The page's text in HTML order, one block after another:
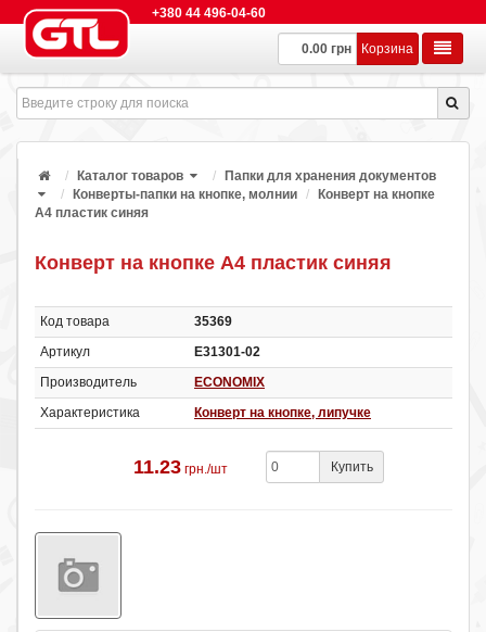
+380 44 496-04-60
0.00 грн Корзина
Каталог товаров
Папки для хранения документов
Конверты-папки на кнопке, молнии
Конверт на кнопке
А4 пластик синяя
Конверт на кнопке А4 пластик синяя
Код товара
35369
Артикул
Е31301-02
Производитель
ECONOMIX
Характеристика
Конверт на кнопке, липучке
11.23 грн./шт Купить